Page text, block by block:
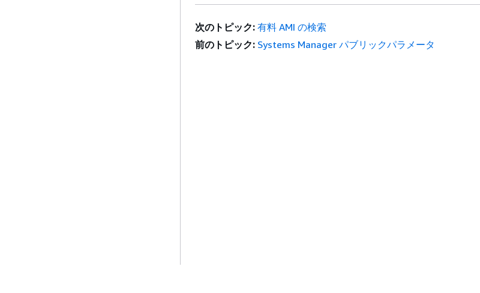
次のトピック: 有料 AMI の検索
前のトピック: Systems Manager パブリックパラメータ